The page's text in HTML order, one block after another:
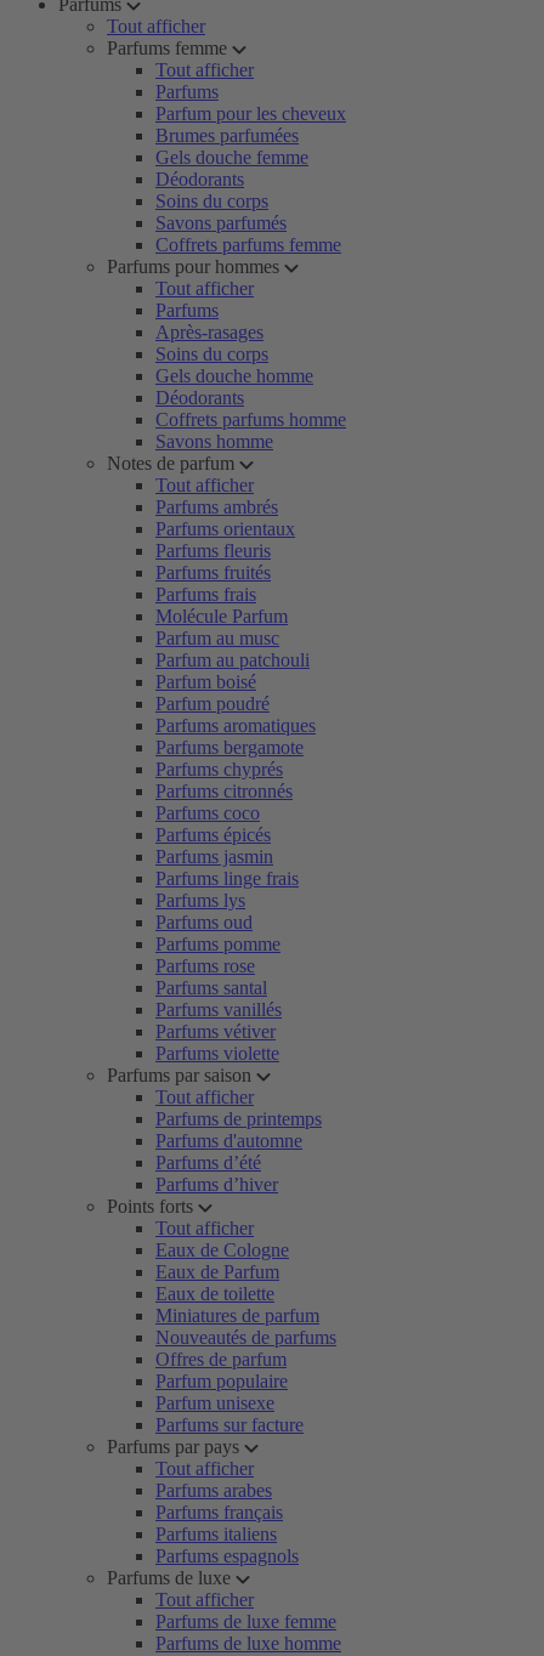
Parfums
Tout afficher
Parfums femme
Tout afficher
Parfums
Parfum pour les cheveux
Brumes parfumées
Gels douche femme
Déodorants
Soins du corps
Savons parfumés
Coffrets parfums femme
Parfums pour hommes
Tout afficher
Parfums
Après-rasages
Soins du corps
Gels douche homme
Déodorants
Coffrets parfums homme
Savons homme
Notes de parfum
Tout afficher
Parfums ambrés
Parfums orientaux
Parfums fleuris
Parfums fruités
Parfums frais
Molécule Parfum
Parfum au musc
Parfum au patchouli
Parfum boisé
Parfum poudré
Parfums aromatiques
Parfums bergamote
Parfums chyprés
Parfums citronnés
Parfums coco
Parfums épicés
Parfums jasmin
Parfums linge frais
Parfums lys
Parfums oud
Parfums pomme
Parfums rose
Parfums santal
Parfums vanillés
Parfums vétiver
Parfums violette
Parfums par saison
Tout afficher
Parfums de printemps
Parfums d'automne
Parfums d’été
Parfums d’hiver
Points forts
Tout afficher
Eaux de Cologne
Eaux de Parfum
Eaux de toilette
Miniatures de parfum
Nouveautés de parfums
Offres de parfum
Parfum populaire
Parfum unisexe
Parfums sur facture
Parfums par pays
Tout afficher
Parfums arabes
Parfums français
Parfums italiens
Parfums espagnols
Parfums de luxe
Tout afficher
Parfums de luxe femme
Parfums de luxe homme